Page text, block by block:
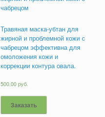
чабрецом
Травяная маска-убтан для
жирной и проблемной кожи с
чабрецом эффективна для
омоложения кожи и
коррекции контура овала.
500.00руб.
Заказать